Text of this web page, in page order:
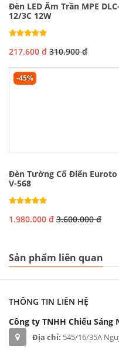
Đèn LED Âm Trần MPE DLC-
12/3C 12W
217.600 đ 310.900 đ
-45%
Đèn Tường Cổ Điển Euroto
V-568
1.980.000 đ 3.600.000 đ
Sản phẩm liên quan
THÔNG TIN LIÊN HỆ
Công ty TNHH Chiếu Sáng
Địa chỉ: 545/16/35A